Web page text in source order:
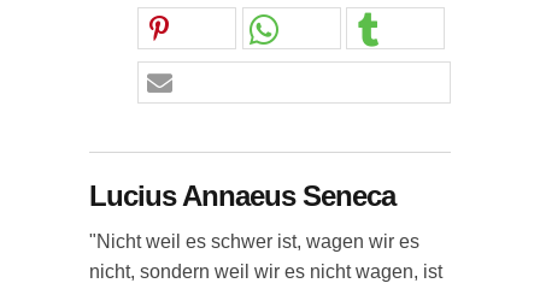
Lucius Annaeus Seneca
"Nicht weil es schwer ist, wagen wir es
nicht, sondern weil wir es nicht wagen, ist